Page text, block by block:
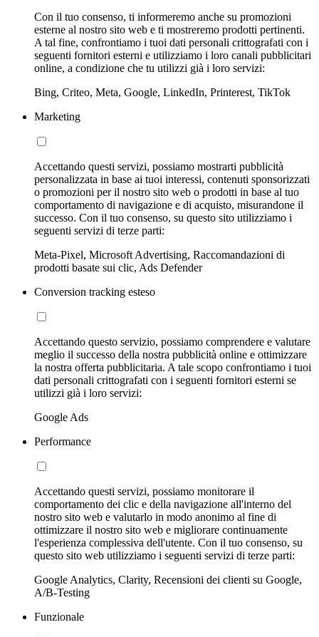
Con il tuo consenso, ti informeremo anche su promozioni
esterne al nostro sito web e ti mostreremo prodotti pertinenti.
A tal fine, confrontiamo i tuoi dati personali crittografati con i
seguenti fornitori esterni e utilizziamo i loro canali pubblicitari
online, a condizione che tu utilizzi già i loro servizi:
Bing, Criteo, Meta, Google, LinkedIn, Printerest, TikTok
Marketing
Accettando questi servizi, possiamo mostrarti pubblicità
personalizzata in base ai tuoi interessi, contenuti sponsorizzati
o promozioni per il nostro sito web o prodotti in base al tuo
comportamento di navigazione e di acquisto, misurandone il
successo. Con il tuo consenso, su questo sito utilizziamo i
seguenti servizi di terze parti:
Meta-Pixel, Microsoft Advertising, Raccomandazioni di
prodotti basate sui clic, Ads Defender
Conversion tracking esteso
Accettando questo servizio, possiamo comprendere e valutare
meglio il successo della nostra pubblicità online e ottimizzare
la nostra offerta pubblicitaria. A tale scopo confrontiamo i tuoi
dati personali crittografati con i seguenti fornitori esterni se
utilizzi già i loro servizi:
Google Ads
Performance
Accettando questi servizi, possiamo monitorare il
comportamento dei clic e della navigazione all'interno del
nostro sito web e valutarlo in modo anonimo al fine di
ottimizzare il nostro sito web e migliorare continuamente
l'esperienza complessiva dell'utente. Con il tuo consenso, su
questo sito web utilizziamo i seguenti servizi di terze parti:
Google Analytics, Clarity, Recensioni dei clienti su Google,
A/B-Testing
Funzionale